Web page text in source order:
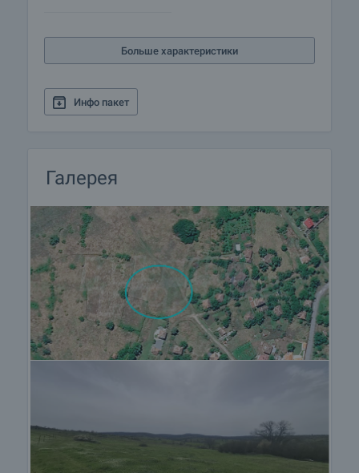
Больше характеристики
Инфо пакет
Галерея